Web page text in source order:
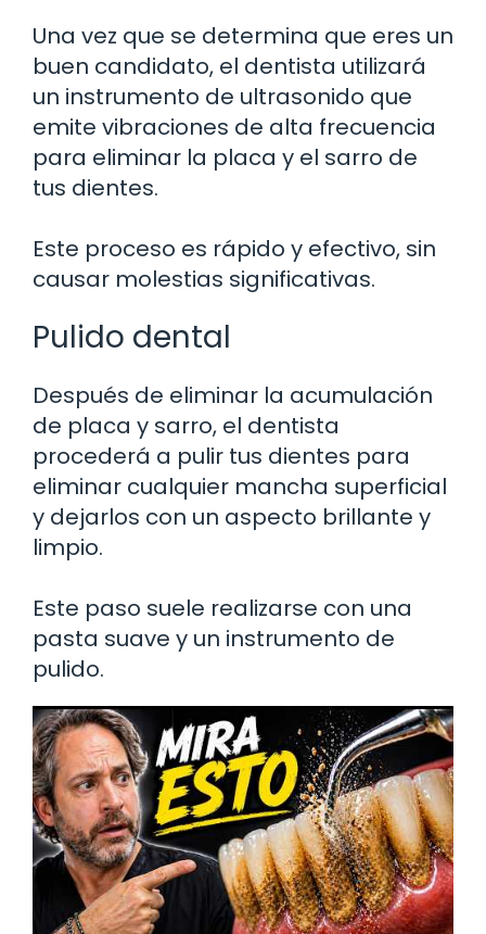
Una vez que se determina que eres un
buen candidato, el dentista utilizará
un instrumento de ultrasonido que
emite vibraciones de alta frecuencia
para eliminar la placa y el sarro de
tus dientes.
Este proceso es rápido y efectivo, sin
causar molestias significativas.
Pulido dental
Después de eliminar la acumulación
de placa y sarro, el dentista
procederá a pulir tus dientes para
eliminar cualquier mancha superficial
y dejarlos con un aspecto brillante y
limpio.
Este paso suele realizarse con una
pasta suave y un instrumento de
pulido.